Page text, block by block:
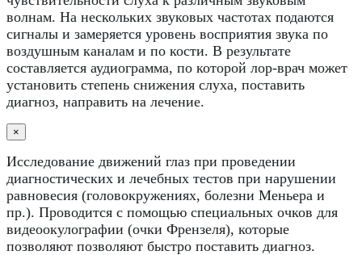
волнам. На нескольких звуковых частотах подаются
сигналы и замеряется уровень восприятия звука по
воздушным каналам и по кости. В результате
составляется аудиограмма, по которой лор-врач может
установить степень снижения слуха, поставить
диагноз, направить на лечение.
×
Исследование движений глаз при проведении
диагностических и лечебных тестов при нарушении
равновесия (головокружениях, болезни Меньера и
пр.). Проводится с помощью специальных очков для
видеоокулографии (очки Френзеля), которые
позволяют позволяют быстро поставить диагноз.